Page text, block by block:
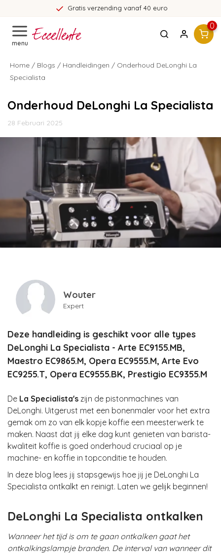
Gratis verzending vanaf 40 euro
menu
0
Home / Blogs / Handleidingen / Onderhoud DeLonghi La
Specialista
Onderhoud DeLonghi La Specialista
28 Februari 2025
Wouter
Expert
Deze handleiding is geschikt voor alle types
DeLonghi La Specialista - Arte EC9155.MB,
Maestro EC9865.M, Opera EC9555.M, Arte Evo
EC9255.T, Opera EC9555.BK, Prestigio EC9355.M
De La Specialista's zijn de pistonmachines van
DeLonghi. Uitgerust met een bonenmaler voor het extra
gemak om zo van elk kopje koffie een meesterwerk te
maken. Naast dat jij elke dag kunt genieten van barista-
kwaliteit koffie is goed onderhoud cruciaal op je
machine- en koffie in topconditie te houden.
In deze blog lees jij stapsgewijs hoe jij je DeLonghi La
Specialista ontkalkt en reinigt. Laten we gelijk beginnen!
DeLonghi La Specialista ontkalken
Wanneer het tijd is om te gaan ontkalken gaat het
ontkalkingslampje branden. De interval van wanneer dit